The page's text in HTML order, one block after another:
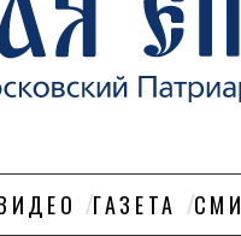
ГАЗЕТА СМИ